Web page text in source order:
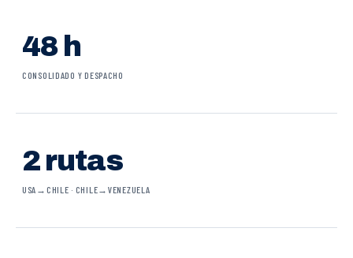
48 h
CONSOLIDADO Y DESPACHO
2 rutas
USA→CHILE · CHILE→VENEZUELA